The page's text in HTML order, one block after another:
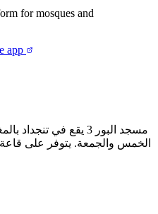
for mosques and
app
مسجد البور 3 يقع في
الخمس والجمعة. يتوفر على